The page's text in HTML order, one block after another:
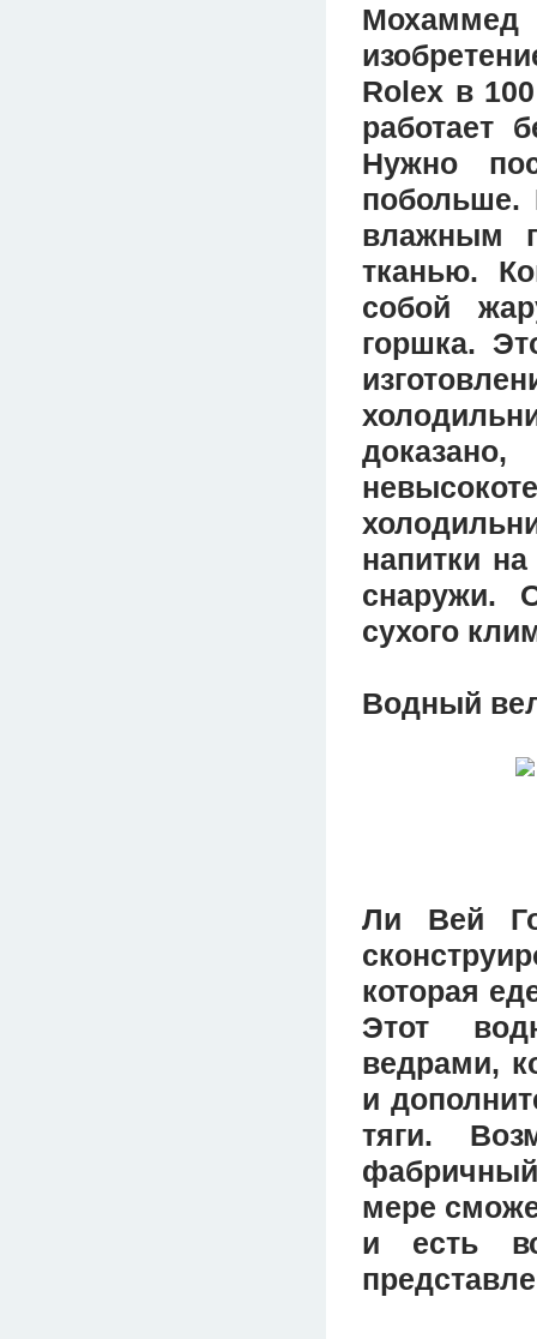
Rolex в
работает
Нужно
побольше.
влажным
тканью.
собой
горшка.
напитки
снаружи.
сухого
Водный
Ли Вей
которая
Этот
ведрами,
и
тяги.
мере
и есть